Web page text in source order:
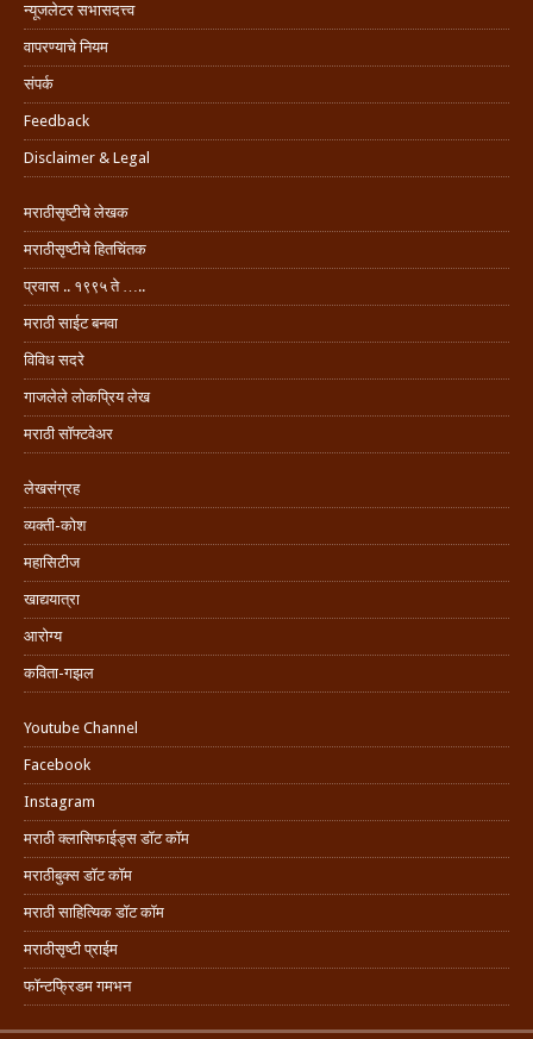
न्यूजलेटर सभासदत्त्व
वापरण्याचे नियम
संपर्क
Feedback
Disclaimer & Legal
मराठीसृष्टीचे लेखक
मराठीसृष्टीचे हितचिंतक
प्रवास .. १९९५ ते …..
मराठी साईट बनवा
विविध सदरे
गाजलेले लोकप्रिय लेख
मराठी सॉफ्टवेअर
लेखसंग्रह
व्यक्ती-कोश
महासिटीज
खाद्ययात्रा
आरोग्य
कविता-गझल
Youtube Channel
Facebook
Instagram
मराठी क्लासिफाईड्स डॉट कॉम
मराठीबुक्स डॉट कॉम
मराठी साहित्यिक डॉट कॉम
मराठीसृष्टी प्राईम
फॉन्टफ्रिडम गमभन